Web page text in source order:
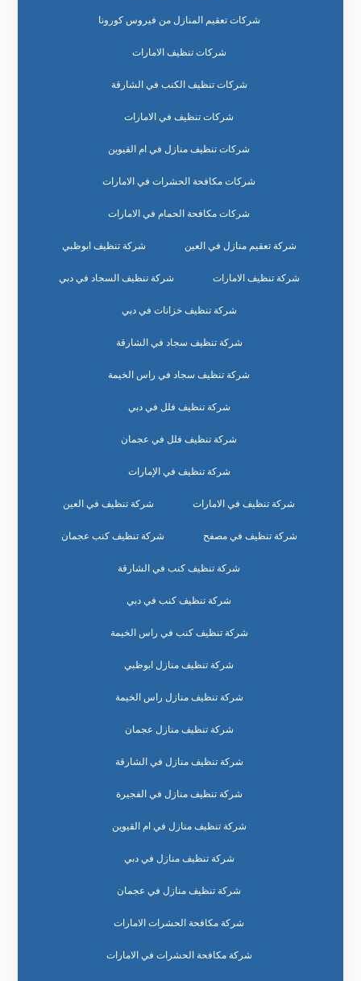
شركات تعقيم المنازل من فيروس كورونا
شركات تنظيف الامارات
شركات تنظيف الكنب في الشارقة
شركات تنظيف في الامارات
شركات تنظيف منازل في ام القيوين
شركات مكافحة الحشرات في الامارات
شركات مكافحة الحمام في الامارات
شركة تعقيم منازل في العين شركة تنظيف ابوظبي
شركة تنظيف الامارات شركة تنظيف السجاد في دبي
شركة تنظيف خزانات في دبي
شركة تنظيف سجاد في الشارقة
شركة تنظيف سجاد في راس الخيمة
شركة تنظيف فلل في دبي
شركة تنظيف فلل في عجمان
شركة تنظيف في الإمارات
شركة تنظيف في الامارات شركة تنظيف في العين
شركة تنظيف في مصفح شركة تنظيف كنب عجمان
شركة تنظيف كنب في الشارقة
شركة تنظيف كنب في دبي
شركة تنظيف كنب في راس الخيمة
شركة تنظيف منازل ابوظبي
شركة تنظيف منازل راس الخيمة
شركة تنظيف منازل عجمان
شركة تنظيف منازل في الشارقة
شركة تنظيف منازل في الفجيرة
شركة تنظيف منازل في ام القيوين
شركة تنظيف منازل في دبي
شركة تنظيف منازل في عجمان
شركة مكافحة الحشرات الامارات
شركة مكافحة الحشرات في الامارات